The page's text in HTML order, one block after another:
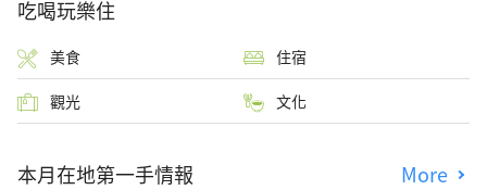
吃喝玩樂住
美食 住宿
觀光 文化
本月在地第一手情報 More